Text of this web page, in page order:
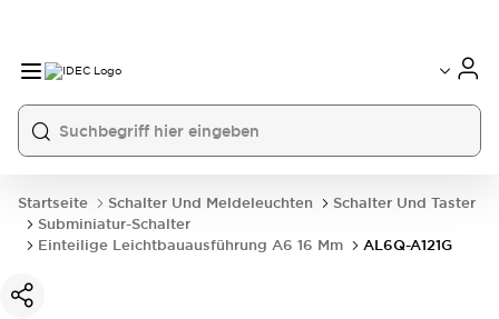
Startseite Schalter Und Meldeleuchten
Schalter Und Taster
Subminiatur-Schalter
Einteilige Leichtbauausführung A6 16 Mm
AL6Q-A121G